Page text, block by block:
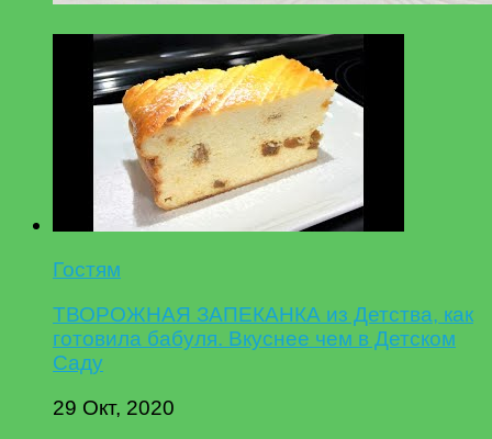
Гостям
ТВОРОЖНАЯ ЗАПЕКАНКА из Детства, как
готовила бабуля. Вкуснее чем в Детском
Саду
29 Окт, 2020